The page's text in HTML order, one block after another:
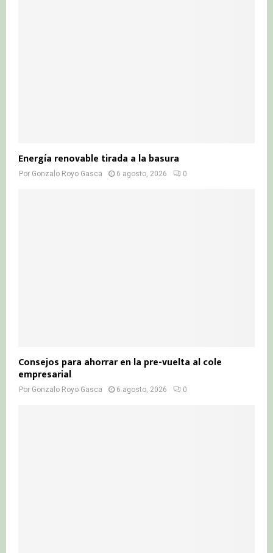
Energía renovable tirada a la basura
Por Gonzalo Royo Gasca 6 agosto, 2026 0
Consejos para ahorrar en la pre-vuelta al cole
empresarial
Por Gonzalo Royo Gasca 6 agosto, 2026 0